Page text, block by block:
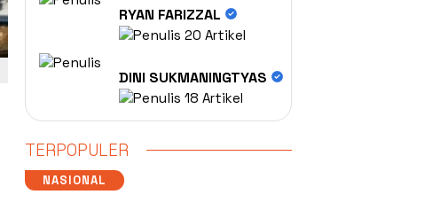
RYAN FARIZZAL
20 Artikel
DINI SUKMANINGTYAS
18 Artikel
TERPOPULER
NASIONAL